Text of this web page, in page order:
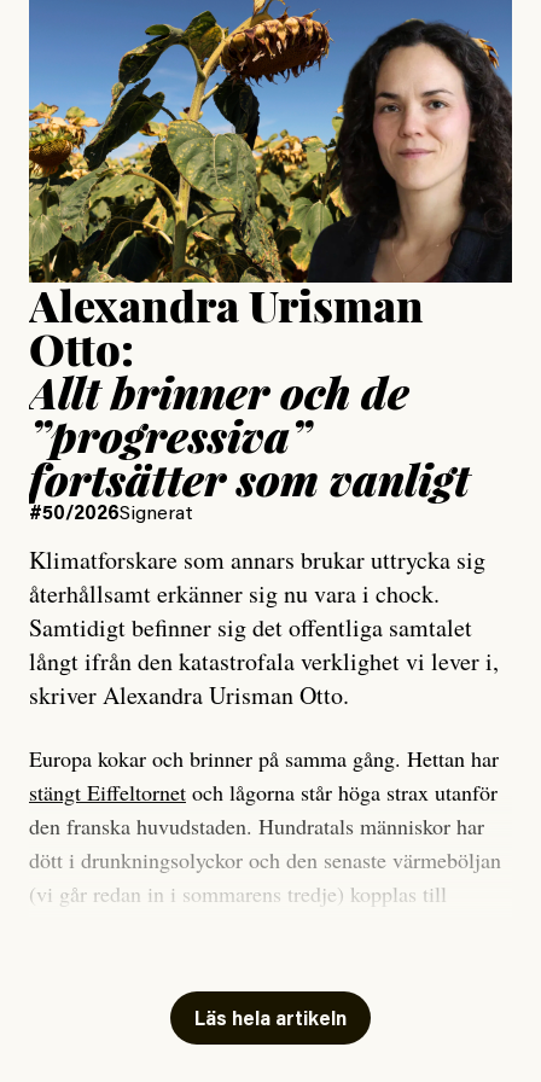
Jonas Lundström
Publicerad24 July, 2026
är ganska politiskt”
Jesper Lundby
Publicerad15 July, 2026
Uppdaterad15 July, 2026
Alexandra Urisman
Otto:
Allt brinner och de
”progressiva”
fortsätter som vanligt
#50/2026Signerat
Klimatforskare som annars brukar uttrycka sig
återhållsamt erkänner sig nu vara i chock.
Samtidigt befinner sig det offentliga samtalet
långt ifrån den katastrofala verklighet vi lever i,
skriver Alexandra Urisman Otto.
Europa kokar och brinner på samma gång. Hettan har
stängt Eiffeltornet och lågorna står höga strax utanför
den franska huvudstaden. Hundratals människor har
dött i drunkningsolyckor och den senaste värmeböljan
(vi går redan in i sommarens tredje) kopplas till
Har du också panik i hettan? Känns det som en
mardröm? Bra, allt annat vore fullständigt orimligt.
Läs hela artikeln